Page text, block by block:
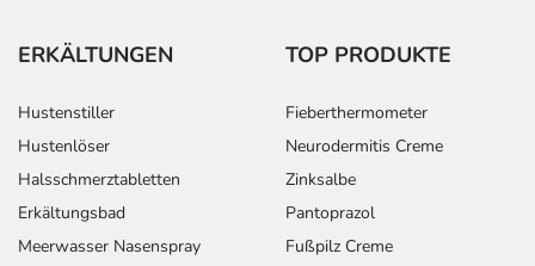
ERKÄLTUNGEN
Hustenstiller
Hustenlöser
Halsschmerztabletten
Erkältungsbad
Meerwasser Nasenspray
TOP PRODUKTE
Fieberthermometer
Neurodermitis Creme
Zinksalbe
Pantoprazol
Fußpilz Creme